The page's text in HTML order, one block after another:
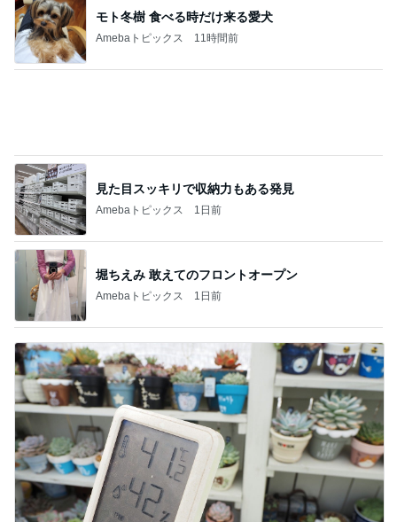
モト冬樹 食べる時だけ来る愛犬
Amebaトピックス 11時間前
見た目スッキリで収納力もある発見
Amebaトピックス 1日前
堀ちえみ 敢えてのフロントオープン
Amebaトピックス 1日前